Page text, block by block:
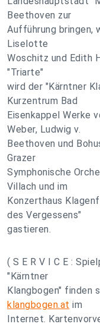
Beethoven zur
Aufführung bringen,
Liselotte
Woschitz und Edith
"Triarte"
wird der "Kärntner
Kurzentrum Bad
Eisenkappel Werke
Weber, Ludwig v.
Beethoven und
Grazer
Symphonische
Villach und im
Konzerthaus
des Vergessens"
gastieren.
( S E R V I C E :
"Kärntner
Klangbogen" finden
klangbogen.at im
Internet.